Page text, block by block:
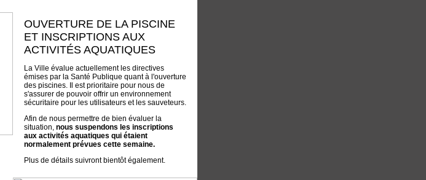
OUVERTURE DE LA PISCINE
ET INSCRIPTIONS AUX
ACTIVITÉS AQUATIQUES
La Ville évalue actuellement les directives
émises par la Santé Publique quant à l'ouverture
des piscines. Il est prioritaire pour nous de
s'assurer de pouvoir offrir un environnement
sécuritaire pour les utilisateurs et les sauveteurs.
Afin de nous permettre de bien évaluer la
situation, nous suspendons les inscriptions
aux activités aquatiques qui étaient
normalement prévues cette semaine.
Plus de détails suivront bientôt également.